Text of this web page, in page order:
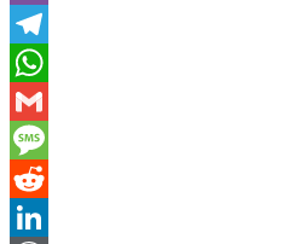
Viber
Telegram
WhatsApp
Gmail
Message
Reddit